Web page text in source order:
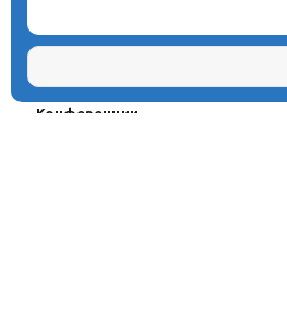
Проекты
Олимпиады
Конферeнции